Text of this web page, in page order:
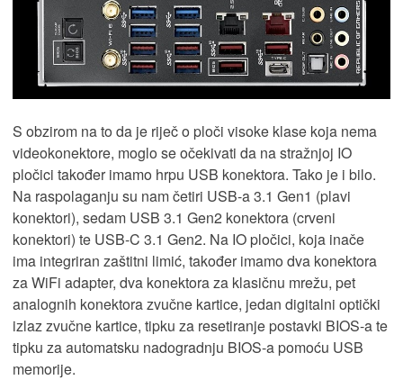
S obzirom na to da je riječ o ploči visoke klase koja nema
videokonektore, moglo se očekivati da na stražnjoj IO
pločici također imamo hrpu USB konektora. Tako je i bilo.
Na raspolaganju su nam četiri USB-a 3.1 Gen1 (plavi
konektori), sedam USB 3.1 Gen2 konektora (crveni
konektori) te USB-C 3.1 Gen2. Na IO pločici, koja inače
ima integriran zaštitni limić, također imamo dva konektora
za WiFi adapter, dva konektora za klasičnu mrežu, pet
analognih konektora zvučne kartice, jedan digitalni optički
izlaz zvučne kartice, tipku za resetiranje postavki BIOS-a te
tipku za automatsku nadogradnju BIOS-a pomoću USB
memorije.